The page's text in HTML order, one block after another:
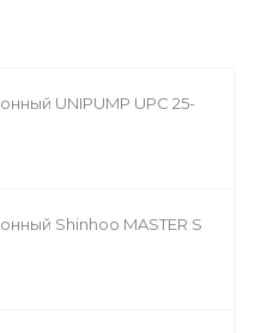
UNIPUMP UPC 25-
Shinhoo MASTER S